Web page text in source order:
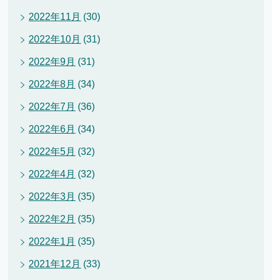
2022年11月 (30)
2022年10月 (31)
2022年9月 (31)
2022年8月 (34)
2022年7月 (36)
2022年6月 (34)
2022年5月 (32)
2022年4月 (32)
2022年3月 (35)
2022年2月 (35)
2022年1月 (35)
2021年12月 (33)